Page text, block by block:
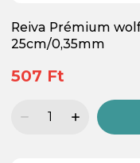
Reiva Prémium
25cm/0,35mm
507 Ft